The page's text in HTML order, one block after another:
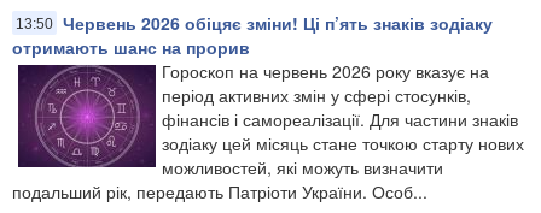
13:50 Червень 2026 обіцяє зміни! Ці п’ять знаків зодіаку
отримають шанс на прорив
Гороскоп на червень 2026 року вказує на
період активних змін у сфері стосунків,
фінансів і самореалізації. Для частини знаків
зодіаку цей місяць стане точкою старту нових
можливостей, які можуть визначити
подальший рік, передають Патріоти України. Особ...